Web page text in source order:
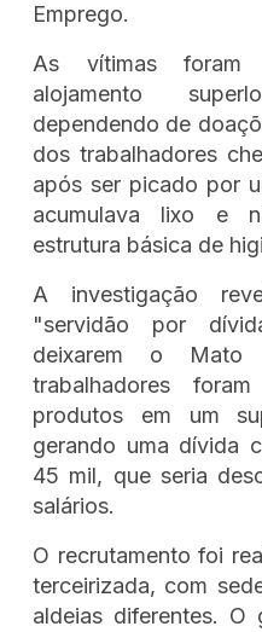
Emprego.
As vítimas foram
alojamento
dependendo de
dos trabalhadores
após ser picado por
acumulava lixo e
estrutura básica de
A investigação
"servidão por
deixarem o
trabalhadores
produtos em um
gerando uma dívida
45 mil, que seria
salários.
O recrutamento foi
terceirizada, com
aldeias diferentes. O